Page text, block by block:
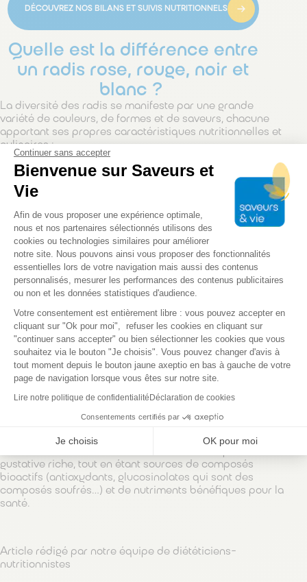
DÉCOUVREZ NOS BILANS ET SUIVIS NUTRITIONNELS
Quelle est la différence entre
un radis rose, rouge, noir et
blanc ?
La diversité des radis se manifeste par une grande
variété de couleurs, de formes et de saveurs, chacune
apportant ses propres caractéristiques nutritionnelles et
culinaires :
Le radis rose ou rouge, souvent appeléradis de tous
, est le plus courant dans nos potagers. Il se
présente sous une forme ronde ou allongée, avec une
extrémité blanche typique. Sa chair croquante et
juteuse offre une saveur douce, légèrement poivrée,
idéale pour une consommation crue en salade ou à la
croque-au-sel
Le radis noir, plus rustique et imposant (jusqu’à 20
cm), possède une peau épaisse et sombre qui
renferme une chair blanche ferme. Son goût est plus
particulièrement intéressant pour ses propriétés
digestives et détoxifiantes, notamment en soutien des
fonctions hépatiques
Le radis blanc, connu sous le nom dedaikondans la
cuisine asiatique, peut dépasser 30 cm de long. Il se
distingue par sa texture tendre et sa saveur douce,
presque sucrée. Il est souvent consommé cru, mariné
ou les bouillons
gustative riche, tout en étant sources de composés
bioactifs (antioxydants, glucosinolates qui sont des
composés soufrés…) et de nutriments bénéfiques pour la
santé.
Article rédigé par notre équipe de diététiciens-
nutritionnistes
Continuer sans accepter
Bienvenue sur Saveurs et
Vie
Plateforme de Gestion du
Afin de vous proposer une expérience optimale,
nous et nos partenaires sélectionnés utilisons des
cookies ou technologies similaires pour améliorer
notre site. Nous pouvons ainsi vous proposer des fonctionnalités
essentielles lors de votre navigation mais aussi des contenus
personnalisés, mesurer les performances des contenus publicitaires
ou non et les données statistiques d'audience.
Votre consentement est entièrement libre : vous pouvez accepter en
cliquant sur "Ok pour moi", refuser les cookies en cliquant sur
"continuer sans accepter" ou bien sélectionner les cookies que vous
souhaitez via le bouton "Je choisis". Vous pouvez changer d'avis à
tout moment depuis le bouton jaune axeptio en bas à gauche de votre
page de navigation lorsque vous êtes sur notre site.
Lire notre politique de confidentialité Déclaration de cookies
Consentements certifiés par
Je choisis OK pour moi
Axeptio consent